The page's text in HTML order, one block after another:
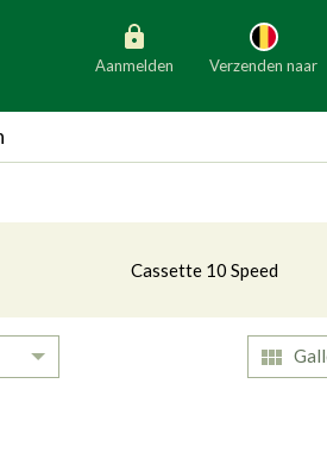
Aanmelden Verzenden naar
Cassette 10 Speed
Toggle Dropdown